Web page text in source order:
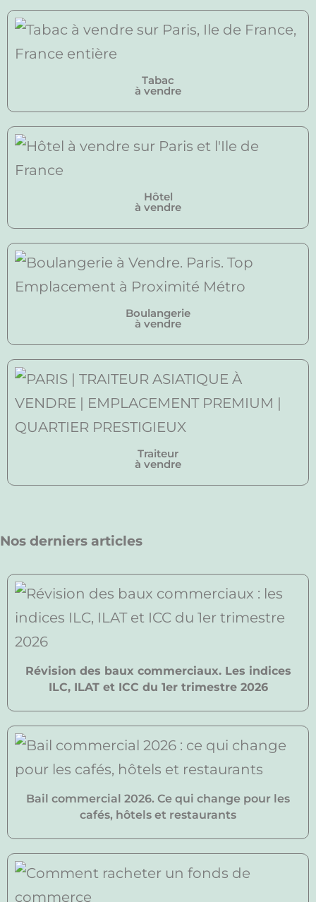
Tabac
à vendre
Hôtel
à vendre
Boulangerie
à vendre
Traiteur
à vendre
Nos derniers articles
Révision des baux commerciaux. Les indices
ILC, ILAT et ICC du 1er trimestre 2026
Bail commercial 2026. Ce qui change pour les
cafés, hôtels et restaurants